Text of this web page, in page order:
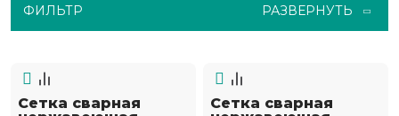
ФИЛЬТР РАЗВЕРНУТЬ
Сетка сварная
Сетка сварная